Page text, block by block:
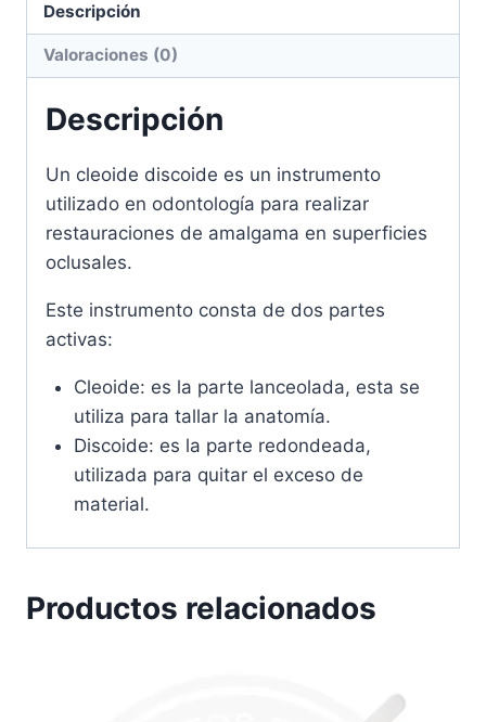
Descripción
Valoraciones (0)
Descripción
Un cleoide discoide es un instrumento
utilizado en odontología para realizar
restauraciones de amalgama en superficies
oclusales.
Este instrumento consta de dos partes
activas:
Cleoide: es la parte lanceolada, esta se
utiliza para tallar la anatomía.
Discoide: es la parte redondeada,
utilizada para quitar el exceso de
material.
Productos relacionados